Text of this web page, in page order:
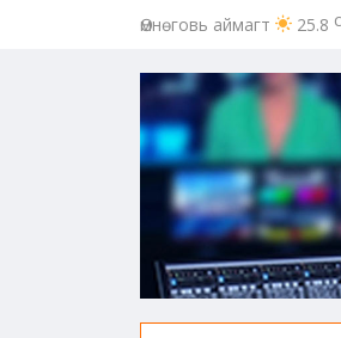
Өмнөговь аймагт 25.8 c